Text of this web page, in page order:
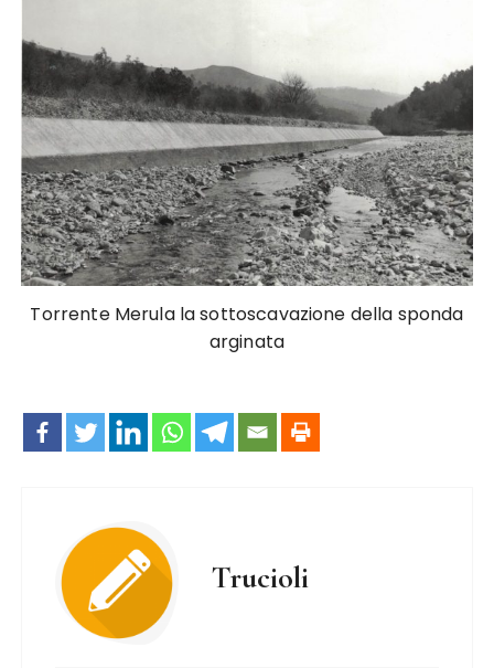
Torrente Merula la sottoscavazione della sponda
arginata
Trucioli